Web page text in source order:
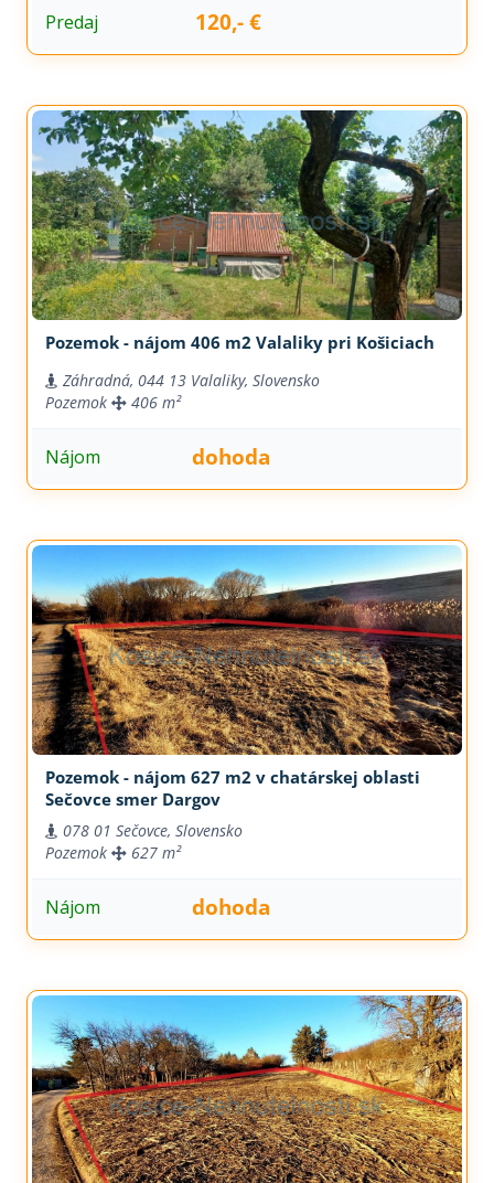
Predaj 120,- €
Pozemok - nájom 406 m2 Valaliky pri Košiciach
Záhradná, 044 13 Valaliky, Slovensko
Pozemok
406 m²
Nájom dohoda
Pozemok - nájom 627 m2 v chatárskej oblasti
Sečovce smer Dargov
078 01 Sečovce, Slovensko
Pozemok
627 m²
Nájom dohoda